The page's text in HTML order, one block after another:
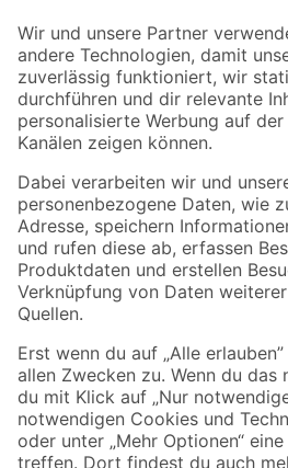
Der toom Newsletter: Keine Angebote und
Zur Newsletter Anmeldung
Folge uns
Zahlungsarten
Sicher einkaufen
Jetzt die toom-App herunterladen